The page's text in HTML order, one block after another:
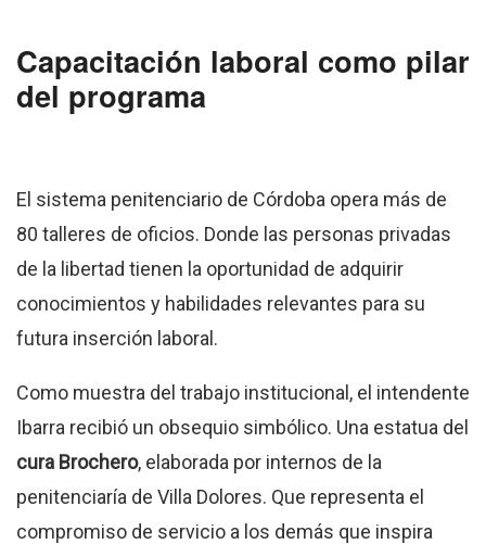
Capacitación laboral como pilar
del programa
El sistema penitenciario de Córdoba opera más de
80 talleres de oficios. Donde las personas privadas
de la libertad tienen la oportunidad de adquirir
conocimientos y habilidades relevantes para su
futura inserción laboral.
Como muestra del trabajo institucional, el intendente
Ibarra recibió un obsequio simbólico. Una estatua del
cura Brochero, elaborada por internos de la
penitenciaría de Villa Dolores. Que representa el
compromiso de servicio a los demás que inspira